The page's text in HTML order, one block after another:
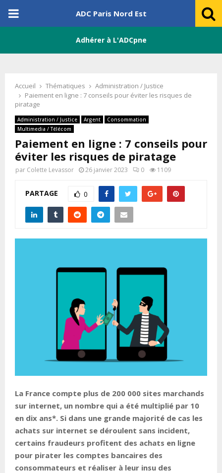
PRIMARY
ADC Paris Nord Est
Adhérer à L'ADCpne
Accueil Thématiques
Administration / Justice
Paiement en ligne : 7 conseils pour éviter les risques de
piratage
Administration / Justice Argent
Consommation
Multimedia / Télécom
Paiement en ligne : 7 conseils pour
éviter les risques de piratage
par Colette Levassor 26 janvier 2023 0 1109
PARTAGE 0
La France compte plus de 200 000 sites marchands
sur internet, un nombre qui a été multiplié par 10
en dix ans*. Si dans une grande majorité de cas les
achats sur internet se déroulent sans incident,
certains fraudeurs profitent des achats en ligne
pour pirater les comptes bancaires des
consommateurs et réaliser à leur insu des